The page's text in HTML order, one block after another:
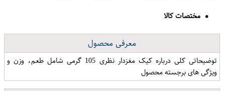
مختصات کالا
معرفی محصول
توضیحاتی کلی درباره کیک مغزدار نظری 105 گرمی شامل طعم، وزن و
ویژگی های برجسته محصول